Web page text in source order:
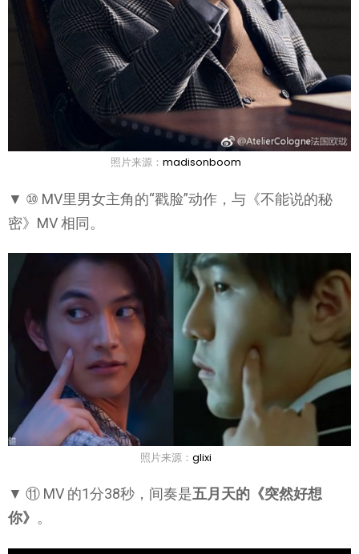
照片来源： madisonboom
▼ ⑩ MV里男女主角的“戳脸”动作，与《不能说的秘
密》MV 相同。
照片来源： glixi
▼ ⑪ MV 的1分38秒，间奏是五月天的《突然好想
你》 。